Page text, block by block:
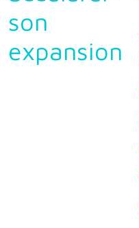
son
expansion